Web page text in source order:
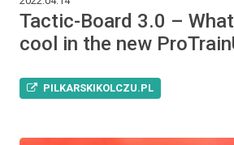
Tactic-Board 3.0 –
cool in the new
PILKARSKIKOLCZU.PL